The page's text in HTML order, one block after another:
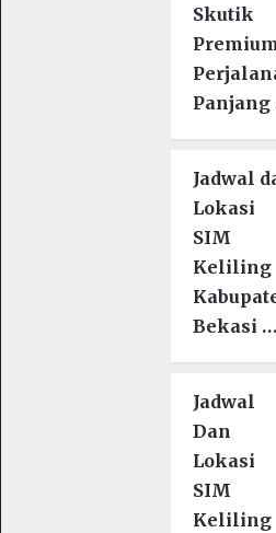
Skutik
Jadwal
Lokasi
SIM
Keliling
Bekasi …
Jadwal
Dan
Lokasi
SIM
Keliling